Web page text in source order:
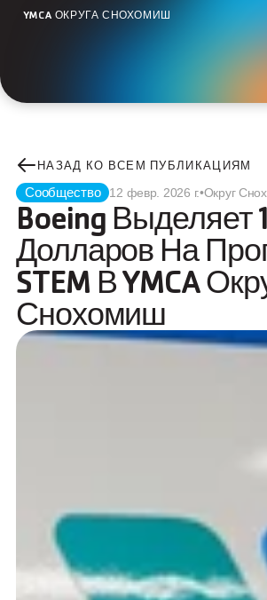
YMCA ОКРУГА СНОХОМИШ
НАЗАД КО ВСЕМ ПУБЛИКАЦИЯМ
Сообщество 12 февр. 2026 г.•Округ
Boeing Выделяет
Долларов На
STEM В YMCA
Снохомиш